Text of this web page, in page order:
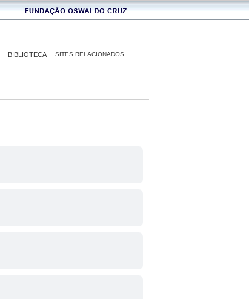
BIBLIOTECA SITES RELACIONADOS